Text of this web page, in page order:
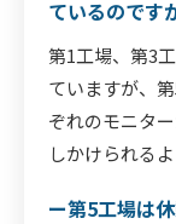
ているのです
第1工場、第3
ていますが、
ぞれのモニタ
しかけられる
ー第5工場は